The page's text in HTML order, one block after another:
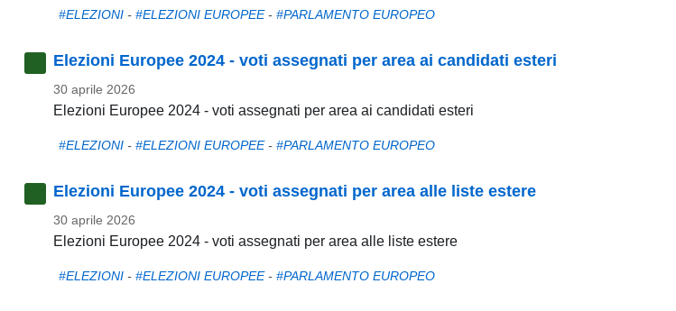
#ELEZIONI -#ELEZIONI EUROPEE-#PARLAMENTO EUROPEO
Elezioni Europee 2024 - voti assegnati per area ai candidati esteri
30 aprile 2026
Elezioni Europee 2024 - voti assegnati per area ai candidati esteri
#ELEZIONI -#ELEZIONI EUROPEE-#PARLAMENTO EUROPEO
Elezioni Europee 2024 - voti assegnati per area alle liste estere
30 aprile 2026
Elezioni Europee 2024 - voti assegnati per area alle liste estere
#ELEZIONI -#ELEZIONI EUROPEE-#PARLAMENTO EUROPEO